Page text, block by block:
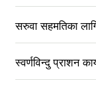
सरुवा सहमतिका
स्वर्णविन्दु प्राशन